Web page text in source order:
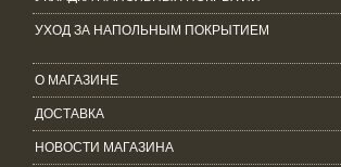
УХОД ЗА НАПОЛЬНЫМ ПОКРЫТИЕМ
О МАГАЗИНЕ
ДОСТАВКА
НОВОСТИ МАГАЗИНА